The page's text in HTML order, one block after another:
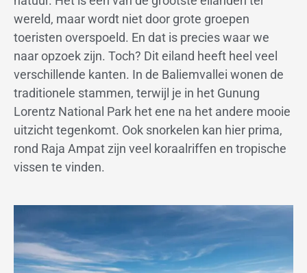
wereld, maar wordt niet door grote groepen
toeristen overspoeld. En dat is precies waar we
naar opzoek zijn. Toch? Dit eiland heeft heel veel
verschillende kanten. In de Baliemvallei wonen de
traditionele stammen, terwijl je in het Gunung
Lorentz National Park het ene na het andere mooie
uitzicht tegenkomt. Ook snorkelen kan hier prima,
rond Raja Ampat zijn veel koraalriffen en tropische
vissen te vinden.